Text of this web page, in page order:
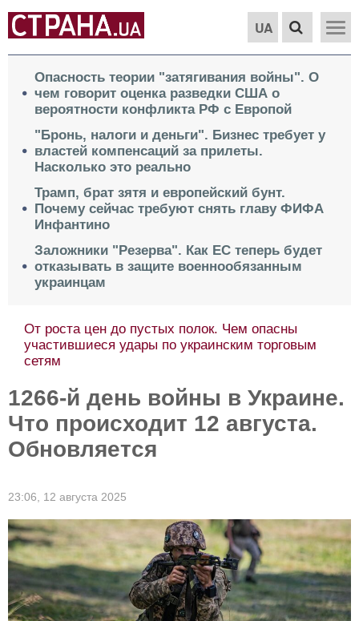
UA
Опасность теории "затягивания войны". О
чем говорит оценка разведки США о
вероятности конфликта РФ с Европой
"Бронь, налоги и деньги". Бизнес требует у
властей компенсаций за прилеты.
Насколько это реально
Трамп, брат зятя и европейский бунт.
Почему сейчас требуют снять главу ФИФА
Инфантино
Заложники "Резерва". Как ЕС теперь будет
отказывать в защите военнообязанным
украинцам
Весь мир отдать за Краматорск. О парадоксе в
условиях завершения войны Москвы и Киева
1266-й день войны в Украине.
Что происходит 12 августа.
Обновляется
23:06, 12 августа 2025